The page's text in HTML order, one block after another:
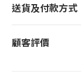
送貨及付款方式
顧客評價